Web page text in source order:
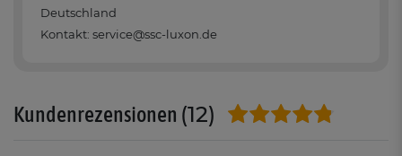
Deutschland
Kontakt: service@ssc-luxon.de
Kundenrezensionen (12)